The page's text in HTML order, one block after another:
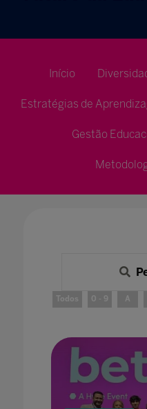
Início
Estratégias de
Gestão
Todos 0 - 9 A